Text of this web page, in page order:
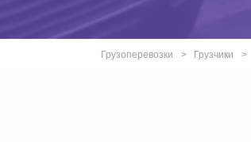
Грузоперевозки Грузчики